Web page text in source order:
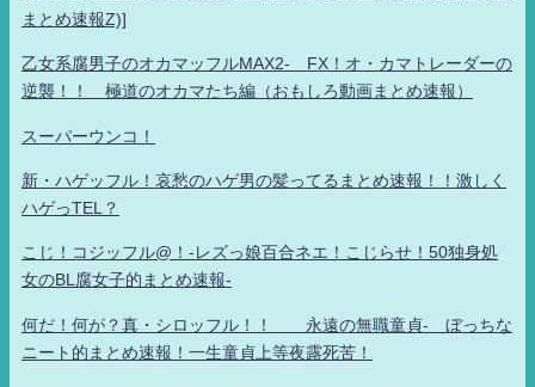
まとめ速報Z)]
乙女系腐男子のオカマッフルMAX2- FX！オ・カマトレーダーの
逆襲！！ 極道のオカマたち編（おもしろ動画まとめ速報）
スーパーウンコ！
新・ハゲッフル！哀愁のハゲ男の髪ってるまとめ速報！！激しく
ハゲっTEL？
こじ！コジッフル@！-レズっ娘百合ネエ！こじらせ！50独身処
女のBL腐女子的まとめ速報-
何だ！何が？真・シロッフル！！ 永遠の無職童貞- ぼっちな
ニート的まとめ速報！一生童貞上等夜露死苦！